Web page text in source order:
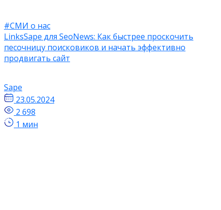
#СМИ о нас
LinksSape для SeoNews: Как быстрее проскочить
песочницу поисковиков и начать эффективно
продвигать сайт
Sape
23.05.2024
2 698
1 мин